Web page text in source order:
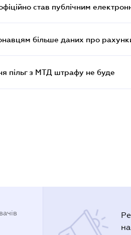
став публічним
більше даних про
пільг з МТД штрафу не буде
на